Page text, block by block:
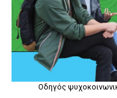
Οδηγός